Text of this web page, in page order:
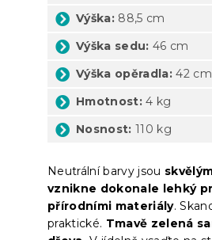
Výška: 88,5 cm
Výška sedu: 46 cm
Výška opěradla: 42 cm
Hmotnost: 4 kg
Nosnost: 110 kg
Neutrální barvy jsou
vznikne dokonale lehký
přírodními materiály.
praktické. Tmavě zelená